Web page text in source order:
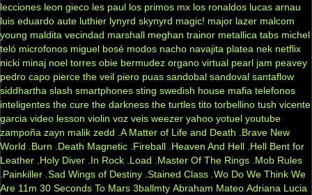
lecciones leon gieco les paul los primos mx los ronaldos lucas arnau
luis eduardo aute luthier lynyrd skynyrd magic! major lazer malcom
young maldita vecindad marshall meghan trainor metallica tabs michel
teló microfonos miguel bosé modos nacho navajita platea nek netflix
nicki minaj noel torres obie bermudez organo virtual pearl jam peavey
pedro capo pierce the veil piero puas sandobal sandoval santaflow
siddhartha slash smartphones sting swedish house mafia telefonos
inteligentes the cure the darkness the turtles tito torbellino tush vicente
garcia video lesson violin voz veis weezer yahoo yotuel youtube
zampoña zayn malik zedd .A Matter of Life and Death
.Brave New
World
.Burn .Death Magnetic .Fireball .Heaven And Hell .Hell Bent for
Leather .Holy Diver .In Rock .Load .Master Of The Rings .Mob Rules
.Painkiller .Sad Wings of Destiny .Stained Class .Wo Do We Think We
Are 11m 30 Seconds To Mars 3ballmty Abraham Mateo Adriana Lucia